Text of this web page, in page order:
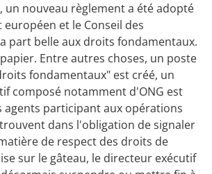
un nouveau règlement a été adopté
et le Conseil des
part belle aux droits fondamentaux.
Entre autres choses, un poste
fondamentaux" est créé, un
composé notamment d'ONG est
agents participant aux opérations
dans l'obligation de signaler
de respect des droits de
sur le gâteau, le directeur exécutif